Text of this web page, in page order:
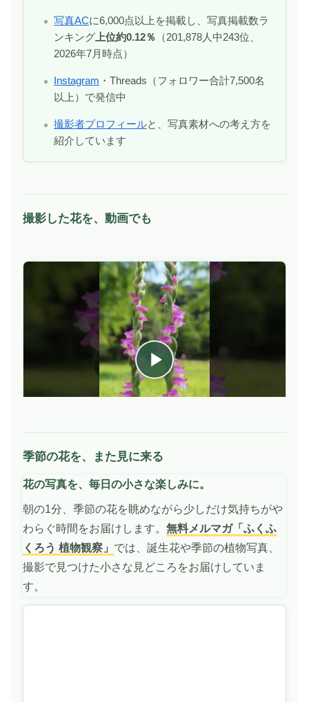
写真ACに6,000点以上を掲載し、写真掲載数ラ
ンキング 上位約0.12％ （201,878人中243位、
2026年7月時点）
Instagram ・Threads（フォロワー合計7,500名
以上）で発信中
撮影者プロフィールと、写真素材への考え方を
紹介しています
撮影した花を、動画でも
動
を
生
季節の花を、また見に来る
花の写真を、毎日の小さな楽しみに。
朝の1分、季節の花を眺めながら少しだけ気持ちがや
わらぐ時間をお届けします。 無料メルマガ「ふくふ
くろう 植物観察」 では、誕生花や季節の植物写真、
撮影で見つけた小さな見どころをお届けしていま
す。